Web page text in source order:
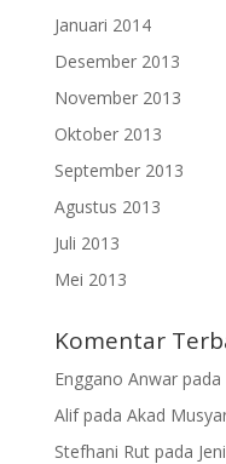
Januari 2014
Desember 2013
November 2013
Oktober 2013
September 2013
Agustus 2013
Juli 2013
Mei 2013
Komentar
Enggano Anwarpada
Alifpada Akad
Stefhani Rutpada